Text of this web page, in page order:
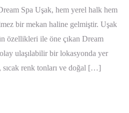
Spa Uşak, hem yerel halk hem
bir mekan haline gelmiştir. Uşak
özellikleri ile öne çıkan Dream
ulaşılabilir bir lokasyonda yer
sıcak renk tonları ve doğal […]